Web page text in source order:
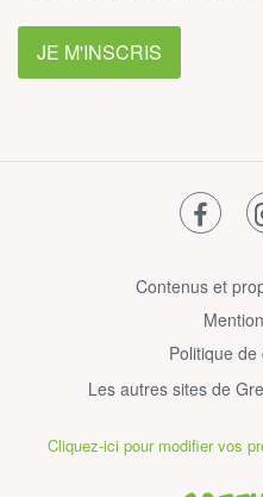
JE M'INSCRIS
Contenus et
Politique
Les autres sites de
Cliquez-ici pour modifier vos